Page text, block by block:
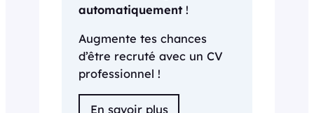
automatiquement!
Augmente tes chances
d’être recruté avec un CV
professionnel !
En savoir plus